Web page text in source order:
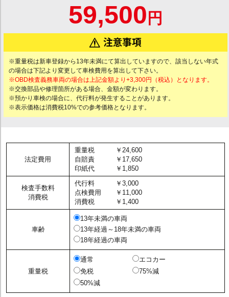
59,500 円
※重量税は新車登録から13年未満にて算出していますので、該当しない年式
の場合は下記より変更して車検費用を算出して下さい。
※OBD検査義務車両の場合は上記金額より+3,300円（税込）となります。
※交換部品や修理箇所がある場合、金額が変わります。
※預かり車検の場合に、代行料が発生することがあります。
※表示価格は消費税10%での参考価格となります。
法定費用
重量税
￥24,600
自賠責
￥17,650
印紙代
￥1,850
検査手数料
消費税
代行料
￥3,000
点検費用
￥11,000
消費税
￥1,400
車齢
13年未満の車両
13年経過～18年未満の車両
18年経過の車両
重量税
通常
エコカー
免税
75%減
50%減